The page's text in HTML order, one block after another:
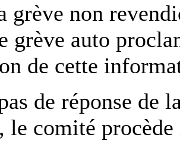
grève non
grève auto
de cette
de réponse de
le comité